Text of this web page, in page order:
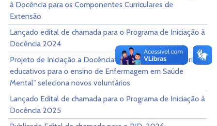
à Docência para os Componentes Curriculares de
Extensão
Lançado edital de chamada para o Programa de Iniciação à
Docência 2024
Projeto de Iniciação a Docência:"Gamificação de materiais
educativos para o ensino de Enfermagem em Saúde
Mental" seleciona novos voluntários
Lançado Edital de chamada para o Programa de Iniciação à
Docência 2025